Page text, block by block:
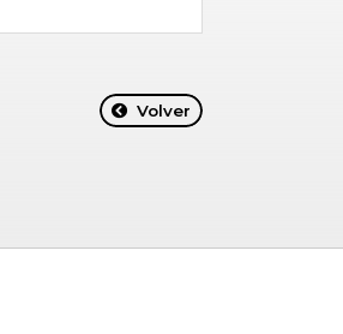
Volver